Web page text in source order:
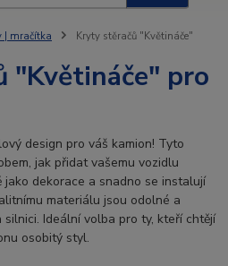
| mračítka Kryty stěračů "Květináče"
"Květináče" pro
design pro váš kamion! Tyto
jak přidat vašemu vozidlu
jako dekorace a snadno se instalují
materiálu jsou odolné a
silnici. Ideální volba pro ty, kteří chtějí
osobitý styl.